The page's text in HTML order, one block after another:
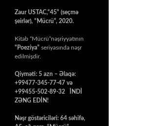
Zaur USTAC,“45” (seçmə
şeirlər), “Mücrü”, 2020.
Kitab “Mücrü”nəşriyyatının
“Poeziya” seriyasında nəşr
edilmişdir.
Qiyməti: 5 azn – Əlaqə:
+99477-345-77-47 və
+99455-502-89-32 İNDİ
ZƏNG EDİN!
Nəşr göstəriciləri: 64 səhifə,